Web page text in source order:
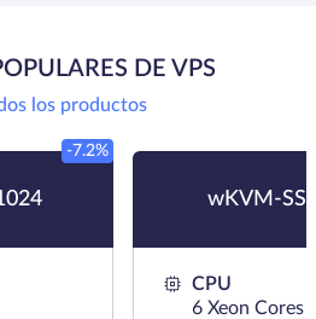
DE VPS
los productos
-7.2%
wKVM-
CPU
6 Xeon Cores